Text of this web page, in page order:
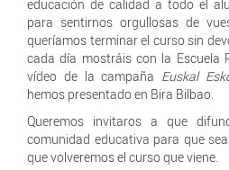
educación de calidad a todo el
para sentirnos orgullosas de
queríamos terminar el curso sin
cada día mostráis con la Escuela
vídeo de la campaña Euskal
hemos presentado en Bira Bilbao.
Queremos invitaros a que
comunidad educativa para que
que volveremos el curso que viene.